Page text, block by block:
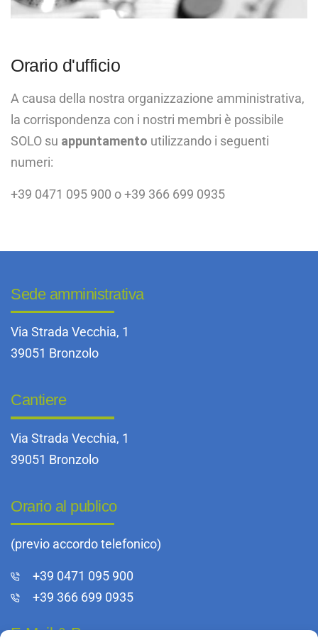
Orario d'ufficio
A causa della nostra organizzazione amministrativa,
la corrispondenza con i nostri membri è possibile
SOLO su appuntamento utilizzando i seguenti
numeri:
+39 0471 095 900 o+39 366 699 0935
Sede amministrativa
Via Strada Vecchia, 1
39051 Bronzolo
Cantiere
Via Strada Vecchia, 1
39051 Bronzolo
Orario al publico
(previo accordo telefonico)
+39 0471 095 900
+39 366 699 0935
E-Mail & Pec